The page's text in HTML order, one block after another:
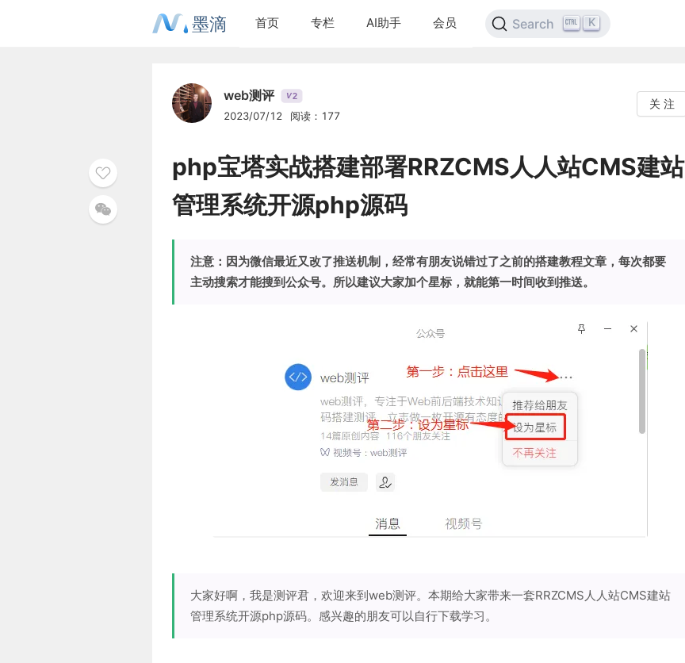
墨滴 首页 专栏 AI助手 会员 Search K
web测评 V2
2023/07/12 阅读：177
关 注
php宝塔实战搭建部署RRZCMS人人站CMS建站
管理系统开源php源码
注意：因为微信最近又改了推送机制，经常有朋友说错过了之前的搭建教程文章，每次都要
主动搜索才能搜到公众号。所以建议大家加个星标，就能第一时间收到推送。
大家好啊，我是测评君，欢迎来到web测评。本期给大家带来一套RRZCMS人人站CMS建站
管理系统开源php源码。感兴趣的朋友可以自行下载学习。